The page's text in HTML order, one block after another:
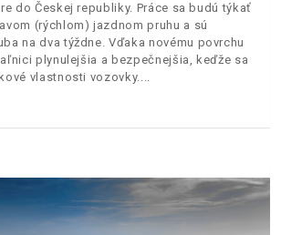
do Českej republiky. Práce sa budú týkať
(rýchlom) jazdnom pruhu a sú
na dva týždne. Vďaka novému povrchu
plynulejšia a bezpečnejšia, keďže sa
vlastnosti vozovky.